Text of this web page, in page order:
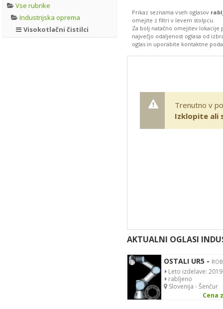
Vse rubrike
Industrijska oprema
Visokotlačni čistilci
Prikaz seznama vseh oglasov
omejite z filtri v levem stolpcu.
Za bolj natačno omejitev lokacije
največjo odaljenost oglasa od
oglas in uporabite kontaktne
Trenutno v
Izklopite ali
AKTUALNI OGLASI
OSTALI UR5 -
Leto izdelave: 2019
rabljeno
Slovenija - Šenčur
Cena